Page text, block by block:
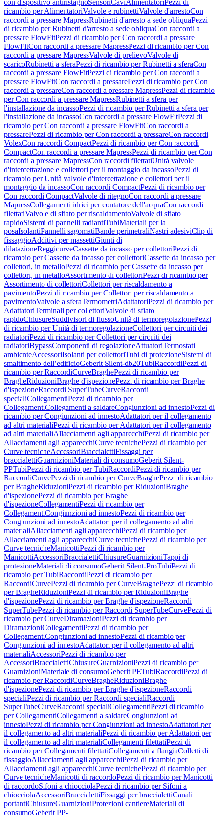
con dispositivo antiristagnoSensoriCaviAlimentatori Pezzi di
ricambio per AlimentatoriValvole e rubinettiValvole d'arrestoCon
raccordi a pressare MapressRubinetti d'arresto a sede obliquaPezzi
di ricambio per Rubinetti d'arresto a sede obliquaCon raccordi a
pressare FlowFitPezzi di ricambio per Con raccordi a pressare
FlowFitCon raccordi a pressare MapressPezzi di ricambio per Con
raccordi a pressare MapressValvole di prelievoValvole di
scaricoRubinetti a sferaPezzi di ricambio per Rubinetti a sferaCon
raccordi a pressare FlowFitPezzi di ricambio per Con raccordi a
pressare FlowFitCon raccordi a pressarePezzi di ricambio per Con
raccordi a pressareCon raccordi a pressare MapressPezzi di ricambio
per Con raccordi a pressare MapressRubinetti a sfera per
l'installazione da incassoPezzi di ricambio per Rubinetti a sfera per
l'installazione da incassoCon raccordi a pressare FlowFitPezzi di
ricambio per Con raccordi a pressare FlowFitCon raccordi a
pressarePezzi di ricambio per Con raccordi a pressareCon raccordi
VolexCon raccordi CompactPezzi di ricambio per Con raccordi
CompactCon raccordi a pressare MapressPezzi di ricambio per Con
raccordi a pressare MapressCon raccordi filettatiUnità valvole
d'intercettazione e collettori per il montaggio da incassoPezzi di
ricambio per Unità valvole d'intercettazione e collettori per il
montaggio da incassoCon raccordi CompactPezzi di ricambio per
Con raccordi CompactValvole di ritegnoCon raccordi a pressare
MapressCollegamenti idrici per contatore dell'acquaCon raccordi
filettatiValvole di sfiato per riscaldamentoValvole di sfiato
rapidoSistemi di pannelli radiantiTubiMateriali per la
posaIsolantiPannelli sagomatiBande perimetraliNastri adesiviClip di
fissaggioAdditivi per massettiGiunti di
dilatazioneReggicurveCassette da incasso per collettoriPezzi di
ricambio per Cassette da incasso per collettoriCassette da incasso per
collettori, in metalloPezzi di ricambio per Cassette da incasso per
collettori, in metalloAssortimento di collettoriPezzi di ricambio per
Assortimento di collettoriCollettori per riscaldamento a
pavimentoPezzi di ricambio per Collettori per riscaldamento a
pavimentoValvole a sferaTermometriAdattatoriPezzi di ricambio per
AdattatoriTerminali per collettoriValvole di sfiato
rapidoChiusureSuddivisori di flussoUnità di termoregolazionePezzi
di ricambio per Unità di termoregolazioneCollettori per circuiti dei
radiatoriPezzi di ricambio per Collettori per circuiti dei
radiatoriBypassComponenti di regolazioneAttuatoriTermostati
ambienteAccessoriIsolanti per collettoriTubi di protezioneSistemi di
smaltimento dell’edificioGeberit Silent-db20TubiRaccordiPezzi di
ricambio per RaccordiCurveBraghePezzi di ricambio per
BragheRiduzioniBraghe d'ispezionePezzi di ricambio per Braghe
d'ispezioneRaccordi SuperTubeCurveRaccordi
specialiCollegamentiPezzi di ricambio per
CollegamentiCollegamenti a saldareCongiunzioni ad innestoPezzi di
ricambio per Congiunzioni ad innestoAdattatori per il collegamento
ad altri materialiPezzi di ricambio per Adattatori per il collegamento
ad altri materialiAllacciamenti agli apparecchiPezzi di ricambio per
Allacciamenti agli apparecchiCurve tecnichePezzi di ricambio per
Curve tecnicheAccessoriBraccialettiFissaggi per
braccialettiGuarnizioniMateriali di consumoGeberit Silent-
PPTubiPezzi di ricambio per TubiRaccordiPezzi di ricambio per
RaccordiCurvePezzi di ricambio per CurveBraghePezzi di ricambio
per BragheRiduzioniPezzi di ricambio per RiduzioniBraghe
d'ispezionePezzi di ricambio per Braghe
d'ispezioneCollegamentiPezzi di ricambio per
CollegamentiCongiunzioni ad innestoPezzi di ricambio per
Congiunzioni ad innestoAdattatori per il collegamento ad altri
materialiAllacciamenti agli apparecchiPezzi di ricambio per
Allacciamenti agli apparecchiCurve tecnichePezzi di ricambio per
Curve tecnicheManicottiPezzi di ricambio per
ManicottiAccessoriBraccialettiChiusureGuarnizioniTappi di
protezioneMateriali di consumoGeberit Silent-ProTubiPezzi di
ricambio per TubiRaccordiPezzi di ricambio per
RaccordiCurvePezzi di ricambio per CurveBraghePezzi di ricambio
per BragheRiduzioniPezzi di ricambio per RiduzioniBraghe
d'ispezionePezzi di ricambio per Braghe d'ispezioneRaccordi
SuperTubePezzi di ricambio per Raccordi SuperTubeCurvePezzi di
ricambio per CurveDiramazioniPezzi di ricambio per
DiramazioniCollegamentiPezzi di ricambio per
CollegamentiCongiunzioni ad innestoPezzi di ricambio per
Congiunzioni ad innestoAdattatori per il collegamento ad altri
materialiAccessoriPezzi di ricambio per
AccessoriBraccialettiChiusureGuarnizioniPezzi di ricambio per
GuarnizioniMateriale di consumoGeberit PETubiRaccordiPezzi di
ricambio per RaccordiCurveBragheRiduzioniBraghe
d'ispezionePezzi di ricambio per Braghe d'ispezioneRaccordi
specialiPezzi di ricambio per Raccordi specialiRaccordi
SuperTubeCurveRaccordi specialiCollegamentiPezzi di ricambio
per CollegamentiCollegamenti a saldareCongiunzioni ad
innestoPezzi di ricambio per Congiunzioni ad innestoAdattatori per
il collegamento ad altri materialiPezzi di ricambio per Adattatori per
il collegamento ad altri materialiCollegamenti filettatiPezzi di
ricambio per Collegamenti filettatiCollegamenti a flangiaColletti di
fissaggioAllacciamenti agli apparecchiPezzi di ricambio per
Allacciamenti agli apparecchiCurve tecnichePezzi di ricambio per
Curve tecnicheManicotti di raccordoPezzi di ricambio per Manicotti
di raccordoSifoni a chiocciolaPezzi di ricambio per Sifoni a
chiocciolaAccessoriBraccialettiFissaggi per braccialettiCanali
portantiChiusureGuarnizioniProtezioni cantiereMateriali di
consumoGeberit PP-